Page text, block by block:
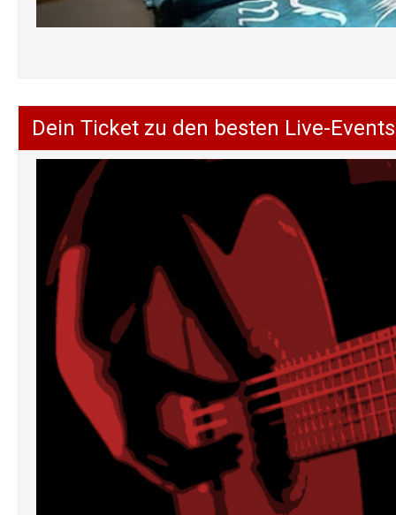
Dein Ticket zu den besten Live-Events